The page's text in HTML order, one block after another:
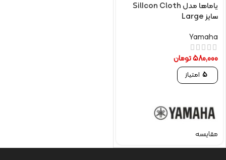
یاماها مدل SilIcon Cloth
سایز Large
Yamaha
580,000تومان
5 امتیاز
مقایسه